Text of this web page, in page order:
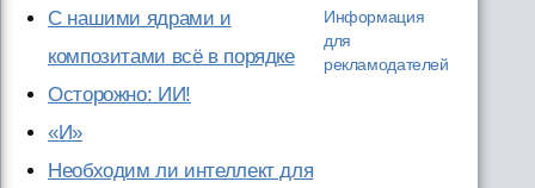
С нашими ядрами и
композитами всё в порядке
Осторожно: ИИ!
«И»
Необходим ли интеллект для
Информация
для
рекламодателей